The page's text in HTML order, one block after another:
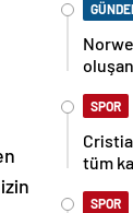
SPOR
tüm
SPOR